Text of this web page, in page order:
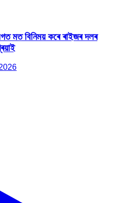
মত বিনিময় কৰে ৰাইজৰ দলৰ